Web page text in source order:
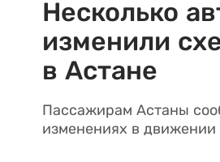
Несколько
изменили
в Астане
Пассажирам Астаны
изменениях в движении